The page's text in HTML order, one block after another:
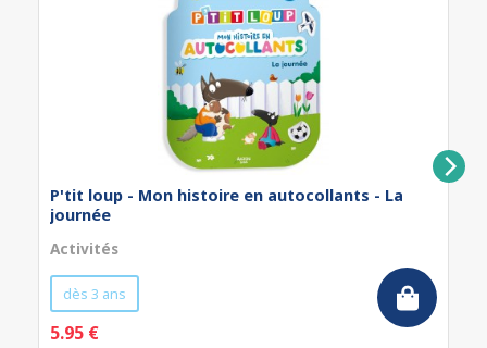
P'tit loup - Mon histoire en autocollants - La
journée
Activités
dès 3 ans
5.95 €